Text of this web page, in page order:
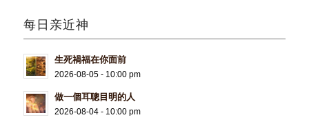
每日亲近神
生死禍福在你面前
2026-08-05 - 10:00 pm
做一個耳聰目明的人
2026-08-04 - 10:00 pm